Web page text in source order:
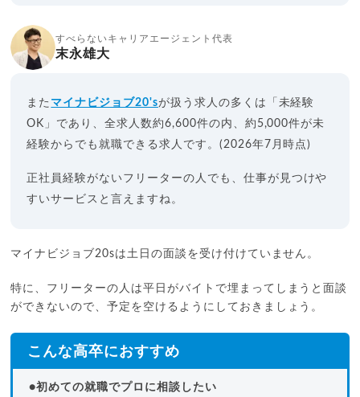
すべらないキャリアエージェント代表
末永雄大
また マイナビジョブ20'sが扱う求人の多くは「未経験
OK」であり、全求人数約6,600件の内、約5,000件が未
経験からでも就職できる求人です。(2026年7月時点)
正社員経験がないフリーターの人でも、仕事が見つけや
すいサービスと言えますね。
マイナビジョブ20sは土日の面談を受け付けていません。
特に、フリーターの人は平日がバイトで埋まってしまうと面談
ができないので、予定を空けるようにしておきましょう。
こんな高卒におすすめ
●初めての就職でプロに相談したい